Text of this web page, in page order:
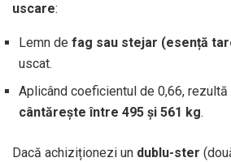
uscare:
Lemn de fag sau stejar (esență
uscat.
Aplicând coeficientul de 0,66, rezultă
cântărește între 495 și 561 kg.
Dacă achiziționezi un dublu-ster